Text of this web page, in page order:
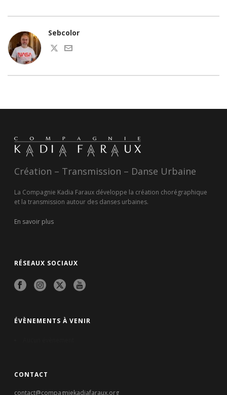
Sebcolor
Création – Transmission – Danse Urbaine
La Compagnie Kadia Faraux développe la création chorégraphique
et la transmission autour des danses urbaines.
En savoir plus
RÉSEAUX SOCIAUX
ÉVÈNEMENTS À VENIR
CONTACT
contact@compagniekadiafaraux.org